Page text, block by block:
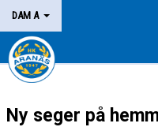
DAM A
HEM
NYHETER
Ny seger på